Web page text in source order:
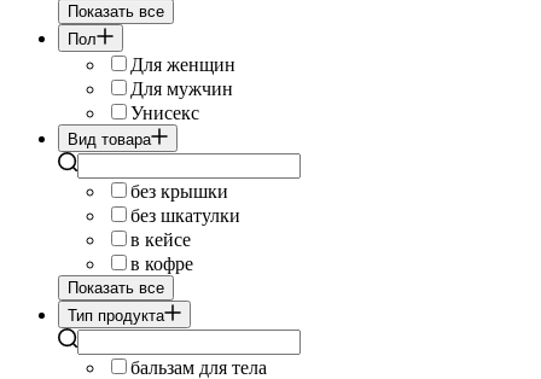
Показать все
Пол
Для женщин
Для мужчин
Унисекс
Вид товара
без крышки
без шкатулки
в кейсе
в кофре
Показать все
Тип продукта
бальзам для тела